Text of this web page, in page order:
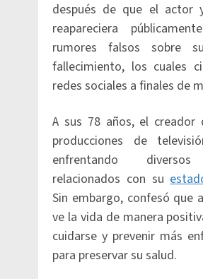
después de que el actor
reapareciera
rumores falsos sobre
fallecimiento, los cuales
redes sociales a finales de
A sus 78 años, el creador
producciones de
enfrentando
relacionados con su
Sin embargo, confesó que
ve la vida de manera
cuidarse y prevenir más
para preservar su salud.